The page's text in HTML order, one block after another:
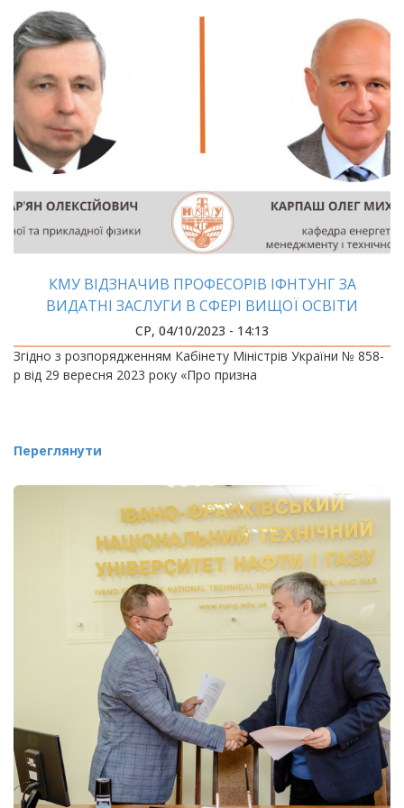
КМУ ВІДЗНАЧИВ ПРОФЕСОРІВ ІФНТУНГ ЗА
ВИДАТНІ ЗАСЛУГИ В СФЕРІ ВИЩОЇ ОСВІТИ
СР, 04/10/2023 - 14:13
Згідно з розпорядженням Кабінету Міністрів України № 858-
р від 29 вересня 2023 року «Про призна
Переглянути